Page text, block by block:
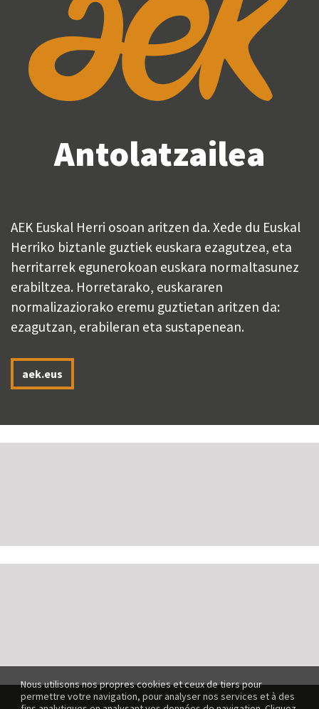
Nous utilisons nos propres cookies et ceux de tiers pour
permettre votre navigation, pour analyser nos services et à des
Antolatzailea
AEK Euskal Herri osoan aritzen da. Xede du Euskal
Herriko biztanle guztiek euskara ezagutzea, eta
herritarrek egunerokoan euskara normaltasunez
erabiltzea. Horretarako, euskararen
normalizaziorako eremu guztietan aritzen da:
ezagutzan, erabileran eta sustapenean.
aek.eus